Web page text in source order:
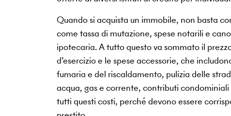
Quando si acquista un immobile, non basta
come tassa di mutazione, spese notarili e
ipotecaria. A tutto questo va sommato il
d’esercizio e le spese accessorie, che
fumaria e del riscaldamento, pulizia delle
acqua, gas e corrente, contributi
tutti questi costi, perché devono essere